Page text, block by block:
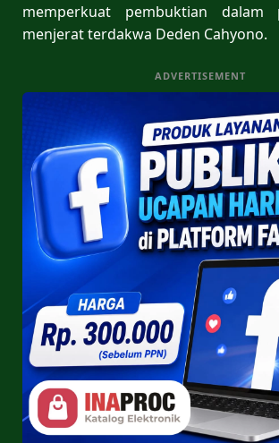
memperkuat pembuktian dalam
menjerat terdakwa Deden Cahyono.
ADVERTISEMENT